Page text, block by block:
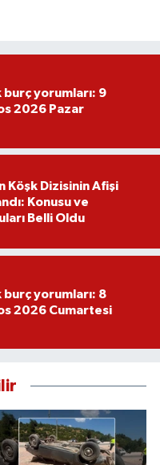
burç yorumları: 9
2026 Pazar
Köşk Dizisinin Afişi
Konusu ve
Belli Oldu
burç yorumları: 8
2026 Cumartesi